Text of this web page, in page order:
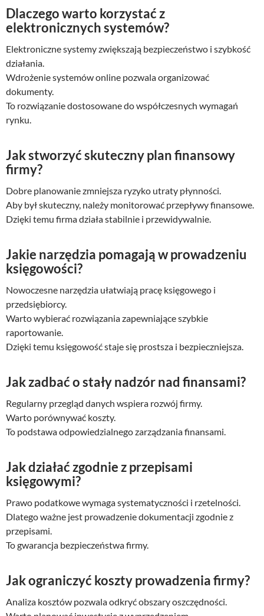
Dlaczego warto korzystać z
elektronicznych systemów?
Elektroniczne systemy zwiększają bezpieczeństwo i szybkość
działania.
Wdrożenie systemów online pozwala organizować
dokumenty.
To rozwiązanie dostosowane do współczesnych wymagań
rynku.
Jak stworzyć skuteczny plan finansowy
firmy?
Dobre planowanie zmniejsza ryzyko utraty płynności.
Aby był skuteczny, należy monitorować przepływy finansowe.
Dzięki temu firma działa stabilnie i przewidywalnie.
Jakie narzędzia pomagają w prowadzeniu
księgowości?
Nowoczesne narzędzia ułatwiają pracę księgowego i
przedsiębiorcy.
Warto wybierać rozwiązania zapewniające szybkie
raportowanie.
Dzięki temu księgowość staje się prostsza i bezpieczniejsza.
Jak zadbać o stały nadzór nad finansami?
Regularny przegląd danych wspiera rozwój firmy.
Warto porównywać koszty.
To podstawa odpowiedzialnego zarządzania finansami.
Jak działać zgodnie z przepisami
księgowymi?
Prawo podatkowe wymaga systematyczności i rzetelności.
Dlatego ważne jest prowadzenie dokumentacji zgodnie z
przepisami.
To gwarancja bezpieczeństwa firmy.
Jak ograniczyć koszty prowadzenia firmy?
Analiza kosztów pozwala odkryć obszary oszczędności.